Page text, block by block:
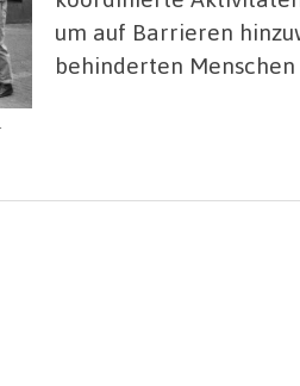
um auf Barrieren
behinderten